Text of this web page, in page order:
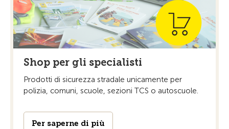
Shop per gli specialisti
Prodotti di sicurezza stradale unicamente per
polizia, comuni, scuole, sezioni TCS o autoscuole.
Per saperne di più